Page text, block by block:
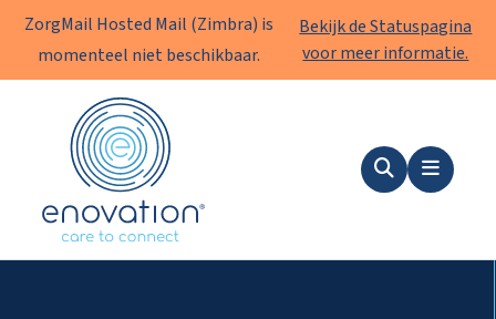
ZorgMail Hosted Mail (Zimbra) is
momenteel niet beschikbaar.
Bekijk de Statuspagina
voor meer informatie.
Enovation
ZoekenMenu